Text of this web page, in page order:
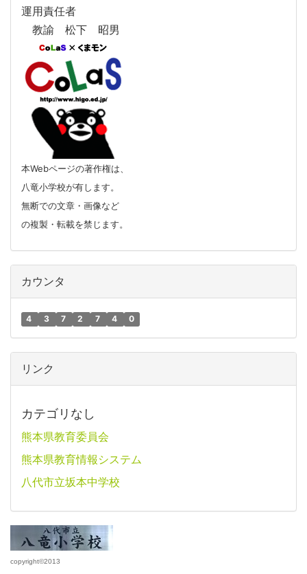
運用責任者
教諭 松下 昭男
本Webページの著作権は、
八竜小学校が有します。
無断での文章・画像など
の複製・転載を禁じます。
カウンタ
4 3 7 2 7 4 0
リンク
カテゴリなし
熊本県教育委員会
熊本県教育情報システム
八代市立坂本中学校
copyright©2013